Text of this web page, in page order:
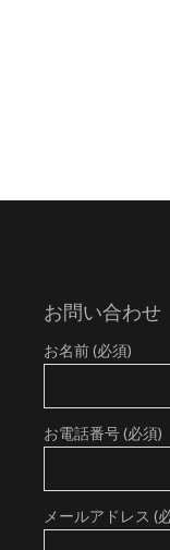
お問い合わせ
お名前 (必須)
お電話番号 (必須)
メールアドレス (